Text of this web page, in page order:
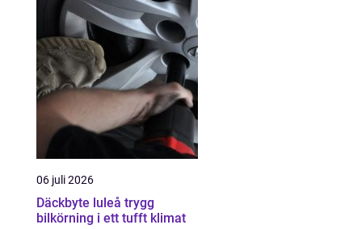
06 juli 2026
Däckbyte luleå trygg
bilkörning i ett tufft klimat